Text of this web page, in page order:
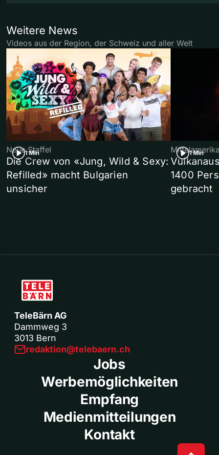
Weitere News
Videos aus der Region, der Schweiz und aller Welt
1 Min
Neue Staffel
Die Crew von «Jung, Wild & Sexy:
Refilled» macht Bulgarien
unsicher
1 Min
1400
gebracht
TeleBärn AG
Dammweg 3
3013 Bern
redaktion@telebaern.ch
Jobs
Werbemöglichkeiten
Empfang
Medienmitteilungen
Kontakt